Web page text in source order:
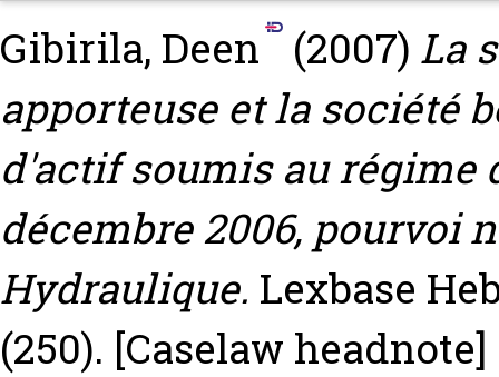
Gibirila, Deen (2007) La
apporteuse et la société
d'actif soumis au régime
décembre 2006, pourvoi
Hydraulique. Lexbase
(250). [Caselaw headnote]